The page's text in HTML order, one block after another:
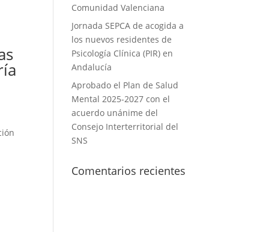
Comunidad Valenciana
Jornada SEPCA de acogida a
los nuevos residentes de
Psicología Clínica (PIR) en
Andalucía
Aprobado el Plan de Salud
Mental 2025-2027 con el
acuerdo unánime del
Consejo Interterritorial del
SNS
Comentarios recientes